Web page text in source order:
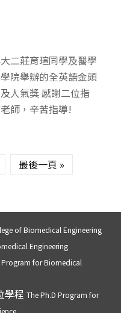
二莊育瑄同學及醫學
院舉辦的全英語金頭
人氣獎 感謝二位指
師，辛苦指導!
最後一頁 »
of Biomedical Engineering
Engineering
Program for Biomedical
學程 The Ph.D Program for